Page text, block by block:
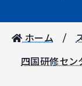
ホーム
四国研修セン